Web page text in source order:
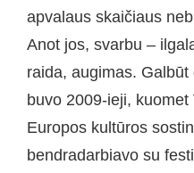
apvalaus skaičiaus
Anot jos, svarbu –
raida, augimas.
buvo 2009-ieji,
Europos kultūros
bendradarbiavo su